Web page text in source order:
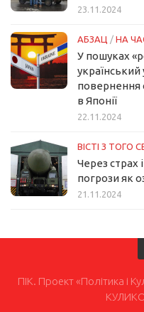
23.11.2024
АБЗАЦ / НА
У пошуках
український
повернення
в Японії
22.11.2024
ВІСТІ З ТОГО
Через страх
погрози як
21.11.2024
ПІК. Проект «Політика і